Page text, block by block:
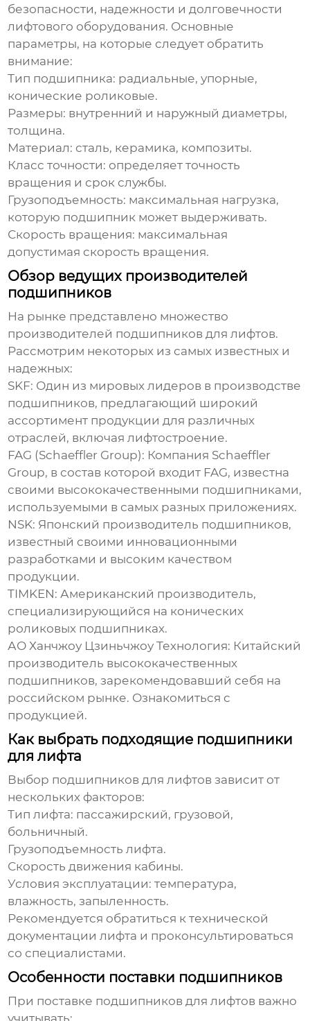
безопасности, надежности и долговечности
лифтового оборудования. Основные
параметры, на которые следует обратить
внимание:
Тип подшипника: радиальные, упорные,
конические роликовые.
Размеры: внутренний и наружный диаметры,
толщина.
Материал: сталь, керамика, композиты.
Класс точности: определяет точность
вращения и срок службы.
Грузоподъемность: максимальная нагрузка,
которую подшипник может выдерживать.
Скорость вращения: максимальная
допустимая скорость вращения.
Обзор ведущих производителей
подшипников
На рынке представлено множество
производителей подшипников для лифтов.
Рассмотрим некоторых из самых известных и
надежных:
SKF: Один из мировых лидеров в производстве
подшипников, предлагающий широкий
ассортимент продукции для различных
отраслей, включая лифтостроение.
FAG (Schaeffler Group): Компания Schaeffler
Group, в состав которой входит FAG, известна
своими высококачественными подшипниками,
используемыми в самых разных приложениях.
NSK: Японский производитель подшипников,
известный своими инновационными
разработками и высоким качеством
продукции.
TIMKEN: Американский производитель,
специализирующийся на конических
роликовых подшипниках.
АО Ханчжоу Цзиньчжоу Технология: Китайский
производитель высококачественных
подшипников, зарекомендовавший себя на
российском рынке. Ознакомиться с
продукцией.
Как выбрать подходящие подшипники
для лифта
Выбор подшипников для лифтов зависит от
нескольких факторов:
Тип лифта: пассажирский, грузовой,
больничный.
Грузоподъемность лифта.
Скорость движения кабины.
Условия эксплуатации: температура,
влажность, запыленность.
Рекомендуется обратиться к технической
документации лифта и проконсультироваться
со специалистами.
Особенности поставки подшипников
При поставке подшипников для лифтов важно